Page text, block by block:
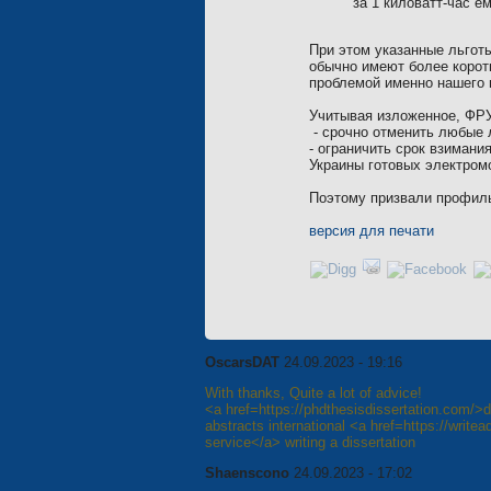
При этом указанные
обычно имеют более
проблемой именно нашего
Учитывая изложенное,
- срочно отменить любые
- ограничить срок
Украины готовых
Поэтому призвали
версия для печати
OscarsDAT 24.09.2023 - 19:16
With thanks, Quite a lot of advice!
<a href=https://phdthesisdissertation.com/
abstracts international <a href=https://
service</a> writing a dissertation
Shaenscono 24.09.2023 - 17:02